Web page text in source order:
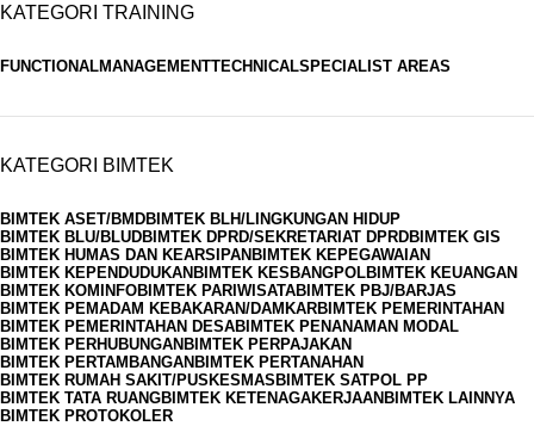
KATEGORI TRAINING
FUNCTIONALMANAGEMENTTECHNICALSPECIALIST AREAS
KATEGORI BIMTEK
BIMTEK ASET/BMDBIMTEK BLH/LINGKUNGAN HIDUP
BIMTEK BLU/BLUDBIMTEK DPRD/SEKRETARIAT DPRDBIMTEK GIS
BIMTEK HUMAS DAN KEARSIPANBIMTEK KEPEGAWAIAN
BIMTEK KEPENDUDUKANBIMTEK KESBANGPOLBIMTEK KEUANGAN
BIMTEK KOMINFOBIMTEK PARIWISATABIMTEK PBJ/BARJAS
BIMTEK PEMADAM KEBAKARAN/DAMKARBIMTEK PEMERINTAHAN
BIMTEK PEMERINTAHAN DESABIMTEK PENANAMAN MODAL
BIMTEK PERHUBUNGANBIMTEK PERPAJAKAN
BIMTEK PERTAMBANGANBIMTEK PERTANAHAN
BIMTEK RUMAH SAKIT/PUSKESMASBIMTEK SATPOL PP
BIMTEK TATA RUANGBIMTEK KETENAGAKERJAANBIMTEK LAINNYA
BIMTEK PROTOKOLER